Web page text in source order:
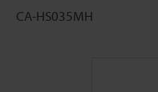
CA-HS035MH